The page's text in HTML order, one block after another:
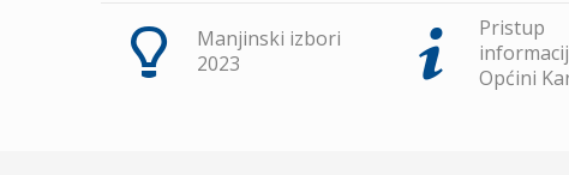
Manjinski izbori
2023
Pristup
Općini